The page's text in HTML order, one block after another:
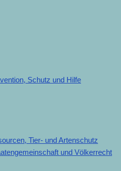
Schutz und Hilfe
Tier- und Artenschutz
und Völkerrecht